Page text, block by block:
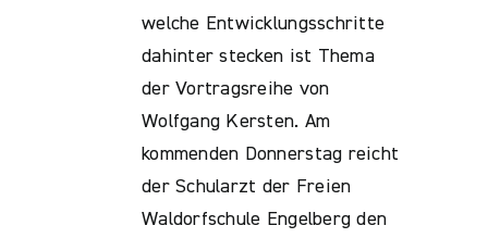
welche Entwicklungsschritte
dahinter stecken ist Thema
der Vortragsreihe von
Wolfgang Kersten. Am
kommenden Donnerstag reicht
der Schularzt der Freien
Waldorfschule Engelberg den